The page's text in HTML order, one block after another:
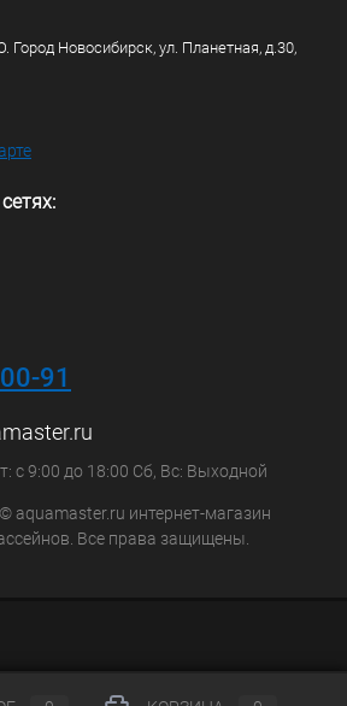
Город Новосибирск, ул. Планетная, д.30,
91
с 9:00 до 18:00 Сб, Вс: Выходной
aquamaster.ru интернет-магазин
Все права защищены.